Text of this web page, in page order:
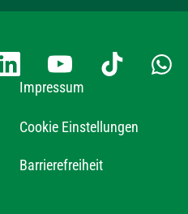
Impressum
Cookie Einstellungen
Barrierefreiheit